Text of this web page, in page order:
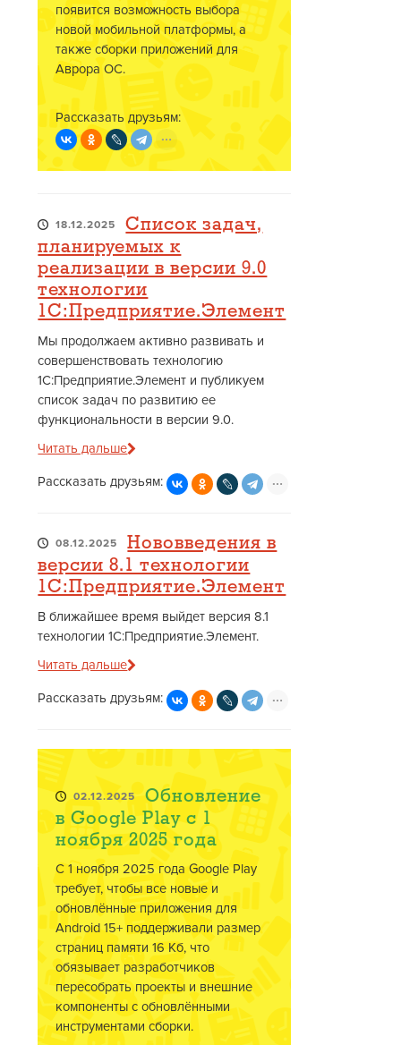
появится возможность выбора
новой мобильной платформы, а
также сборки приложений для
Аврора ОС.
Рассказать друзьям:
18.12.2025
Список задач,
планируемых к
реализации в версии 9.0
технологии
1С:Предприятие.Элемент
Мы продолжаем активно развивать и
совершенствовать технологию
1С:Предприятие.Элемент и публикуем
список задач по развитию ее
функциональности в версии 9.0.
Читать дальше
Рассказать друзьям:
08.12.2025
Нововведения в
версии 8.1 технологии
1С:Предприятие.Элемент
В ближайшее время выйдет версия 8.1
технологии 1С:Предприятие.Элемент.
Читать дальше
Рассказать друзьям:
02.12.2025 Обновление
в Google Play с 1
ноября 2025 года
С 1 ноября 2025 года Google Play
требует, чтобы все новые и
обновлённые приложения для
Android 15+ поддерживали размер
страниц памяти 16 Кб, что
обязывает разработчиков
пересобрать проекты и внешние
компоненты с обновлёнными
инструментами сборки.